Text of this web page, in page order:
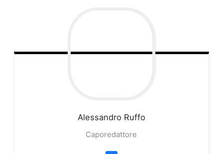
Alessandro Ruffo
Caporedattore